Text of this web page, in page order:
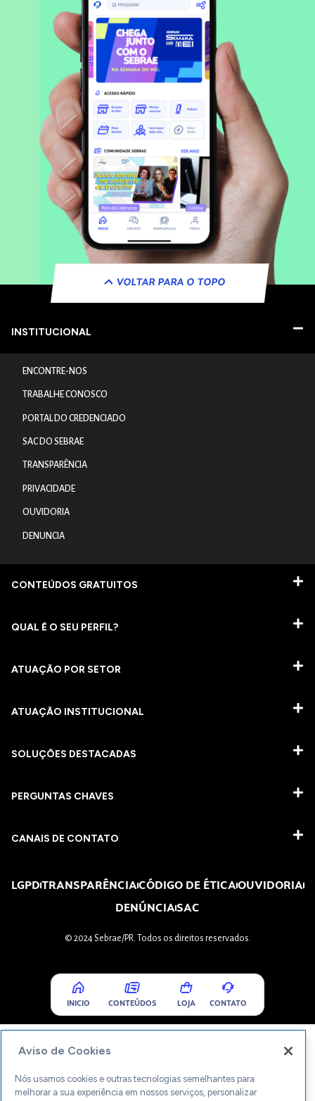
VOLTAR PARA O TOPO
INSTITUCIONAL
ENCONTRE-NOS
TRABALHE CONOSCO
PORTAL DO CREDENCIADO
SAC DO SEBRAE
TRANSPARÊNCIA
PRIVACIDADE
OUVIDORIA
DENUNCIA
CONTEÚDOS GRATUITOS
QUAL É O SEU PERFIL?
ATUAÇÃO POR SETOR
ATUAÇÃO INSTITUCIONAL
SOLUÇÕES DESTACADAS
PERGUNTAS CHAVES​
CANAIS DE CONTATO
LGPDTRANSPARÊNCIACÓDIGO DE ÉTICAOUVIDORIA
DENÚNCIASAC
© 2024 Sebrae/PR. Todos os direitos reservados.
INICIO CONTEÚDOS LOJA CONTATO
Aviso de Cookies
Nós usamos cookies e outras tecnologias semelhantes para
melhorar a sua experiência em nossos serviços, personalizar